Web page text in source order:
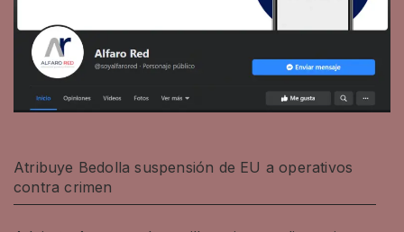
Atribuye Bedolla suspensión de EU a operativos
contra crimen